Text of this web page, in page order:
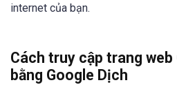
internet của bạn.
Cách truy cập trang web
bằng Google Dịch